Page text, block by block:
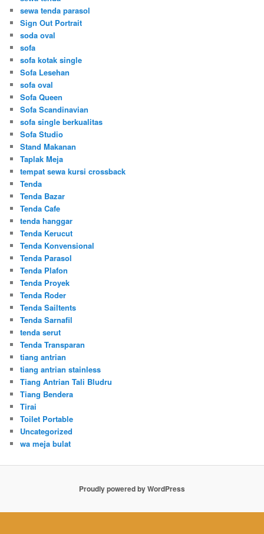
sewa tenda parasol
Sign Out Portrait
soda oval
sofa
sofa kotak single
Sofa Lesehan
sofa oval
Sofa Queen
Sofa Scandinavian
sofa single berkualitas
Sofa Studio
Stand Makanan
Taplak Meja
tempat sewa kursi crossback
Tenda
Tenda Bazar
Tenda Cafe
tenda hanggar
Tenda Kerucut
Tenda Konvensional
Tenda Parasol
Tenda Plafon
Tenda Proyek
Tenda Roder
Tenda Sailtents
Tenda Sarnafil
tenda serut
Tenda Transparan
tiang antrian
tiang antrian stainless
Tiang Antrian Tali Bludru
Tiang Bendera
Tirai
Toilet Portable
Uncategorized
wa meja bulat
Proudly powered by WordPress